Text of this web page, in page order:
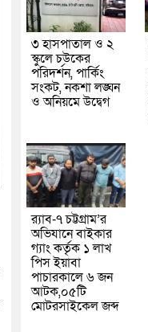
৩ হাসপাতাল ও ২
স্কুলে চউকের
পরিদর্শন, পার্কিং
সংকট, নকশা লঙ্ঘন
ও অনিয়মে উদ্বেগ
র‌্যাব-৭ চট্টগ্রাম’র
অভিযানে বাইকার
গ্যাং কর্তৃক ১ লাখ
পিস ইয়াবা
পাচারকালে ৬ জন
আটক,০৫টি
মোটরসাইকেল জব্দ